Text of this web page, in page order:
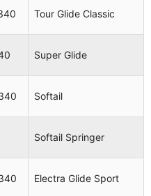
Low Glide
Super Glide
Roadster
Tour Glide Classic
Super Glide
Softail
Softail Springer
Electra Glide Sport